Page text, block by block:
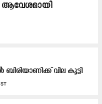
ആവേശമായി
ബിരിയാണിക്ക് വില കൂട്ടി